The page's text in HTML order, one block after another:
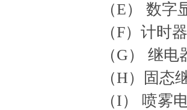
（E） 数
（F）计时
（G） 继
（H）固态
（I） 喷雾